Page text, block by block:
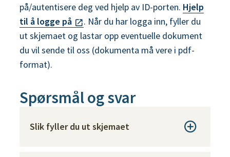
på/autentisere deg ved hjelp av ID-porten. Hjelp
til å logge på
. Når du har logga inn, fyller du
ut skjemaet og lastar opp eventuelle dokument
du vil sende til oss (dokumenta må vere i pdf-
format).
Spørsmål og svar
Slik fyller du ut skjemaet